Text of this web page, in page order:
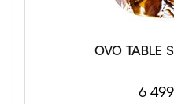
OVO TABLE
6